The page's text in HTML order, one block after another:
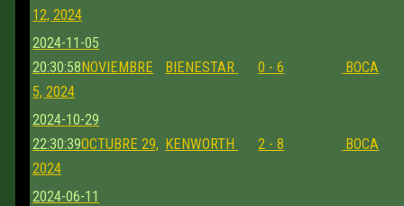
12, 2024
2024-11-05
20:30:58NOVIEMBRE
5, 2024
BIENESTAR 0 - 6 BOCA
2024-10-29
22:30:39OCTUBRE 29,
2024
KENWORTH 2 - 8 BOCA
2024-06-11